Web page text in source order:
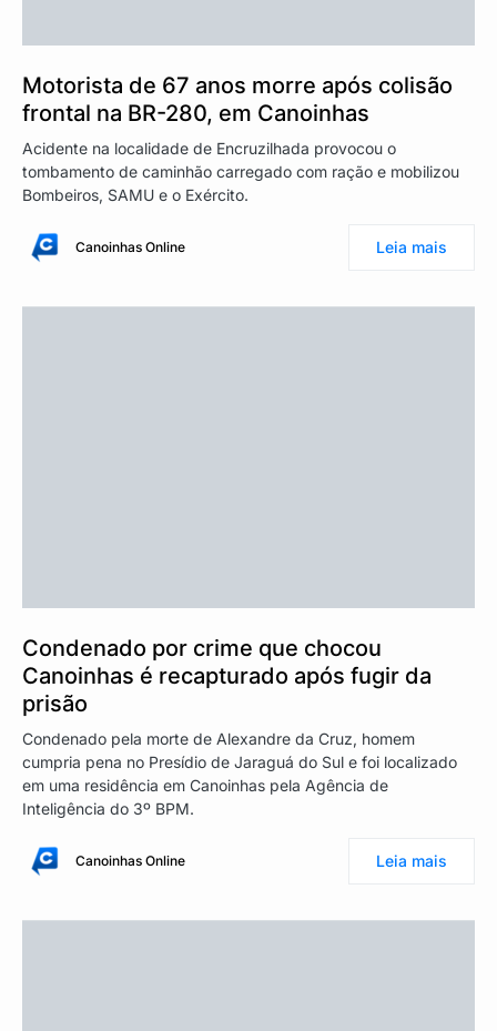
Motorista de 67 anos morre após colisão
frontal na BR-280, em Canoinhas
Acidente na localidade de Encruzilhada provocou o
tombamento de caminhão carregado com ração e mobilizou
Bombeiros, SAMU e o Exército.
Canoinhas Online Leia mais
Condenado por crime que chocou
Canoinhas é recapturado após fugir da
prisão
Condenado pela morte de Alexandre da Cruz, homem
cumpria pena no Presídio de Jaraguá do Sul e foi localizado
em uma residência em Canoinhas pela Agência de
Inteligência do 3º BPM.
Canoinhas Online Leia mais